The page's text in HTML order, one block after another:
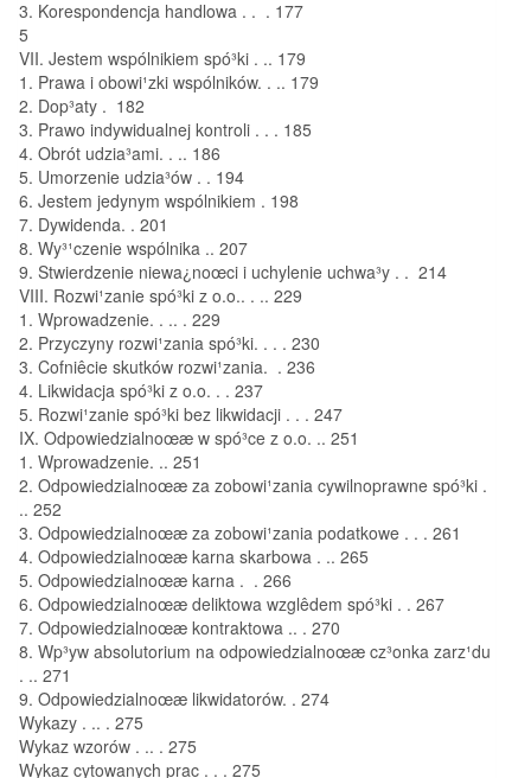
3. Korespondencja handlowa . . . 177
5
VII. Jestem wspólnikiem spó³ki . .. 179
1. Prawa i obowi¹zki wspólników. . .. 179
2. Dop³aty . 182
3. Prawo indywidualnej kontroli . . . 185
4. Obrót udzia³ami. . .. 186
5. Umorzenie udzia³ów . . 194
6. Jestem jedynym wspólnikiem . 198
7. Dywidenda. . 201
8. Wy³¹czenie wspólnika .. 207
9. Stwierdzenie niewa¿noœci i uchylenie uchwa³y . . 214
VIII. Rozwi¹zanie spó³ki z o.o.. . .. 229
1. Wprowadzenie. . .. . 229
2. Przyczyny rozwi¹zania spó³ki. . . . 230
3. Cofniêcie skutków rozwi¹zania. . 236
4. Likwidacja spó³ki z o.o. . . 237
5. Rozwi¹zanie spó³ki bez likwidacji . . . 247
IX. Odpowiedzialnoœæ w spó³ce z o.o. .. 251
1. Wprowadzenie. .. 251
2. Odpowiedzialnoœæ za zobowi¹zania cywilnoprawne spó³ki .
.. 252
3. Odpowiedzialnoœæ za zobowi¹zania podatkowe . . . 261
4. Odpowiedzialnoœæ karna skarbowa . .. 265
5. Odpowiedzialnoœæ karna . . 266
6. Odpowiedzialnoœæ deliktowa wzglêdem spó³ki . . 267
7. Odpowiedzialnoœæ kontraktowa .. . 270
8. Wp³yw absolutorium na odpowiedzialnoœæ cz³onka zarz¹du
. .. 271
9. Odpowiedzialnoœæ likwidatorów. . 274
Wykazy . .. . 275
Wykaz wzorów . .. . 275
Wykaz cytowanych prac . . . 275